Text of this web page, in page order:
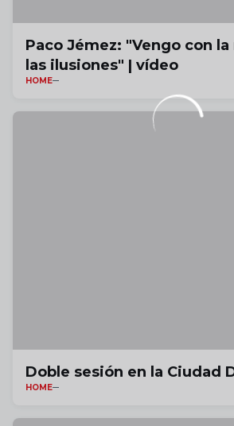
Paco Jémez: "Vengo con
las ilusiones" | vídeo
HOME
Doble sesión en la Ciudad
HOME